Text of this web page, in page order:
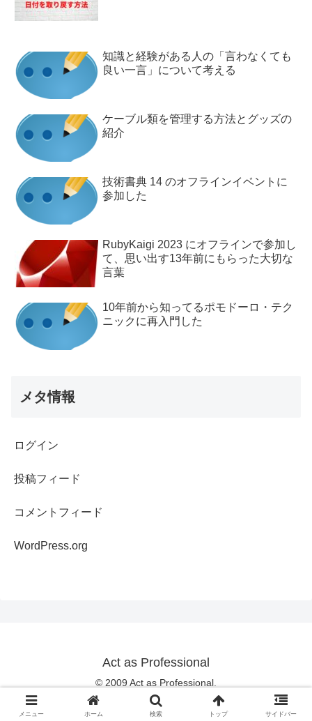
知識と経験がある人の「言わなくても
良い一言」について考える
ケーブル類を管理する方法とグッズの
紹介
技術書典 14 のオフラインイベントに
参加した
RubyKaigi 2023 にオフラインで参加し
て、思い出す13年前にもらった大切な
言葉
10年前から知ってるポモドーロ・テク
ニックに再入門した
メタ情報
ログイン
投稿フィード
コメントフィード
WordPress.org
Act as Professional
© 2009 Act as Professional.
メニュー ホーム 検索 トップ サイドバー